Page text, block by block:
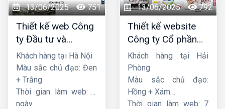
13/06/2025 751
Thiết kế web Công
ty Đầu tư và
Thương mại Five-
Star
Khách hàng tại Hà Nội
Màu sắc chủ đạo: Đen
+ Trắng
Thời gian làm web: 7
ngày
13/06/2025 792
Thiết kế website
Công ty Cổ phần
dịch vụ hàng hải
Sen
Khách hàng tại Hải
Phòng
Màu sắc chủ đạo:
Hồng + Xám
Thời gian làm web: 7